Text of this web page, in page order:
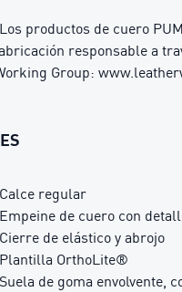
Los productos de cuero
responsable a
Group:
Calce regular
Empeine de cuero con
Cierre de elástico y abrojo
Plantilla OrthoLite®
Suela de goma envolvente,